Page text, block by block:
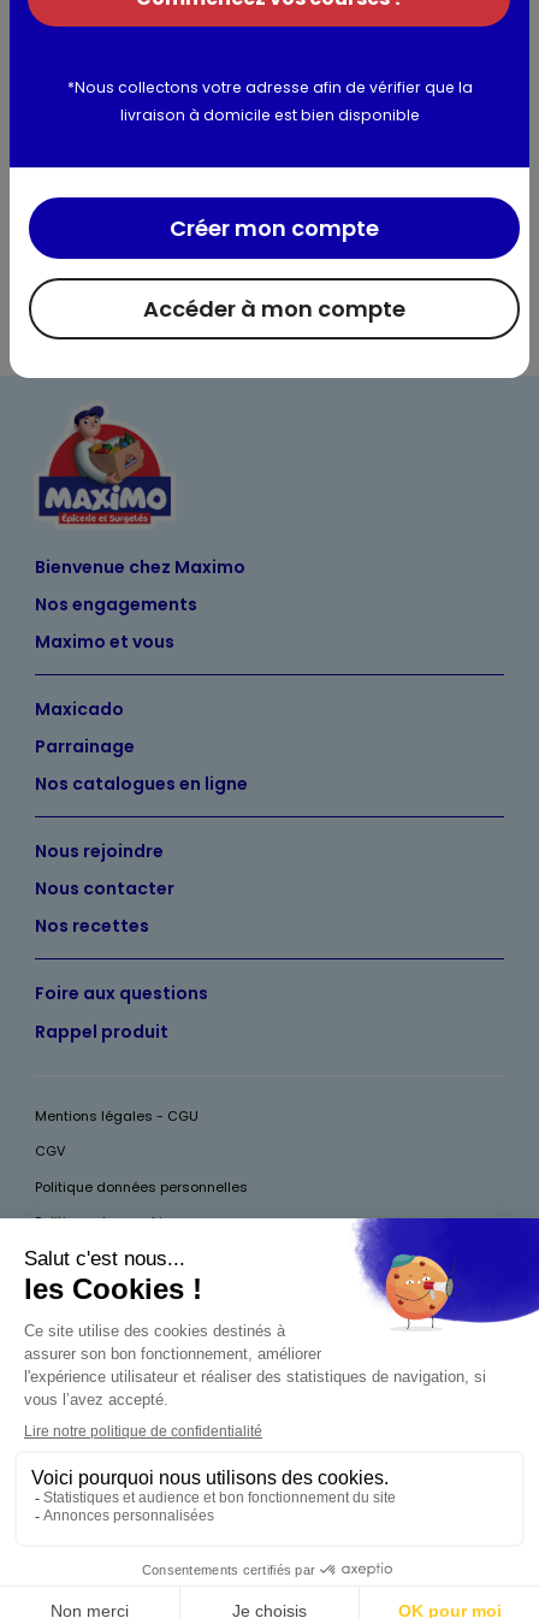
0,00 €
Produit indisponible
Bienvenue chez Maximo
Nos engagements
Maximo et vous
Maxicado
Parrainage
Nos catalogues en ligne
Nous rejoindre
Nous contacter
Nos recettes
Foire aux questions
Rappel produit
Mentions légales - CGU
CGV
Politique données personnelles
Politique des cookies
Accessibilité
Pour votre santé, mangez au moins cinq fruits et légumes par jour, plus
d’infos surwww.mangerbouger.fr
aux mineurs de moins de 18 ans
La preuve de majorité de l'acheteur est exigée au
moment de la vente en ligne. CODE DE LA SANTÉ
*Nous collectons votre adresse afin de vérifier que la
livraison à domicile est bien disponible
Accéder à mon compte
Créer mon compte